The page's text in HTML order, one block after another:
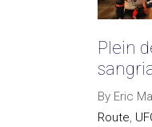
Plein
By Eric
Route,